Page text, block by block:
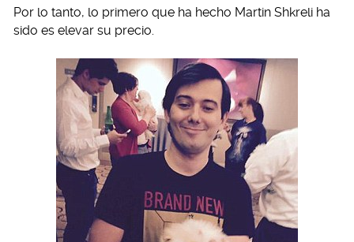
Por lo tanto, lo primero que ha hecho Martin Shkreli ha
sido es elevar su precio.